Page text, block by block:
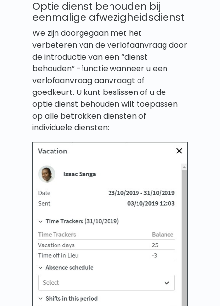
Optie dienst behouden bij
eenmalige afwezigheidsdienst
We zijn doorgegaan met het
verbeteren van de verlofaanvraag door
de introductie van een “dienst
behouden” -functie wanneer u een
verlofaanvraag aanvraagt of
goedkeurt. U kunt beslissen of u de
optie dienst behouden wilt toepassen
op alle betrokken diensten of
individuele diensten: